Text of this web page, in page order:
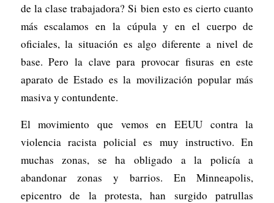
de la clase trabajadora? Si bien esto es cierto cuanto
más escalamos en la cúpula y en el cuerpo de
oficiales, la situación es algo diferente a nivel de
base. Pero la clave para provocar fisuras en este
aparato de Estado es la movilización popular más
masiva y contundente.
El movimiento que vemos en EEUU contra la
violencia racista policial es muy instructivo. En
muchas zonas, se ha obligado a la policía a
abandonar zonas y barrios. En Minneapolis,
epicentro de la protesta, han surgido patrullas